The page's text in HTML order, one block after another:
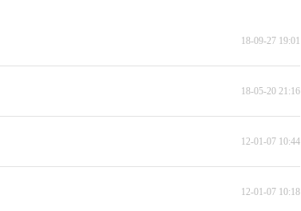
18-09-27 19:01
18-05-20 21:16
12-01-07 10:44
12-01-07 10:18